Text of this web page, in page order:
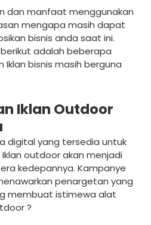
dan manfaat menggunakan
mengapa masih dapat
bisnis anda saat ini.
adalah beberapa
bisnis masih berguna
Iklan Outdoor
digital yang tersedia untuk
outdoor akan menjadi
kedepannya. Kampanye
penargetan yang
membuat istimewa alat
?